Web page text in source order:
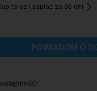
teraz i zapłać za 30 dni
POWIADOM O